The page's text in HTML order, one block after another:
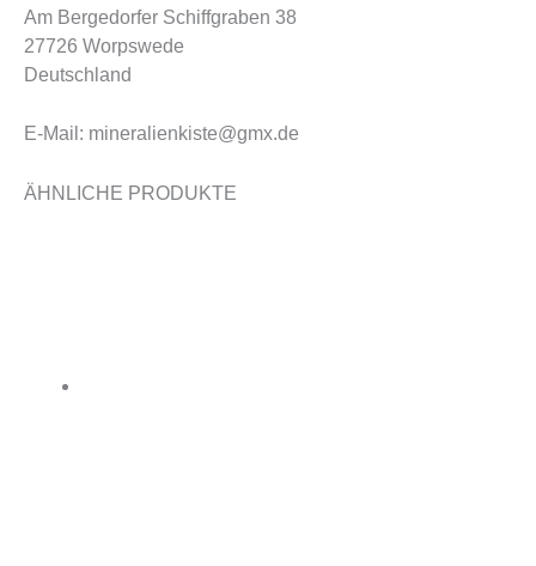
Am Bergedorfer Schiffgraben 38
27726 Worpswede
Deutschland
E-Mail: mineralienkiste@gmx.de
ÄHNLICHE PRODUKTE